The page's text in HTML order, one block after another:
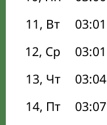
11, Вт
03:01
12, Ср
03:01
13, Чт
03:04
14, Пт
03:07